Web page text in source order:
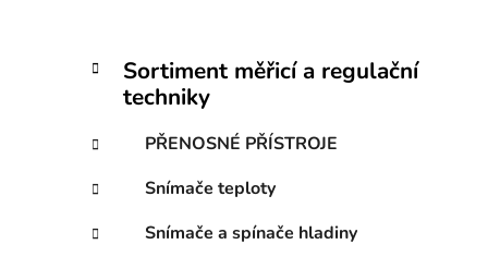
P
t
a
n
Přeskočit
kategorie
K
a
g
r
i
e
Sortiment měřicí a regulační
techniky
PŘENOSNÉ PŘÍSTROJE
Snímače teploty
Snímače a spínače hladiny